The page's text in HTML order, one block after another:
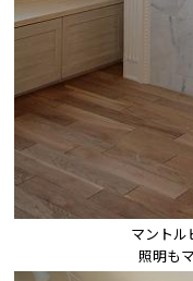
マントル
照明も